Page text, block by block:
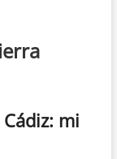
mi